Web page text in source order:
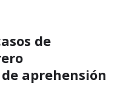
de
aprehensión